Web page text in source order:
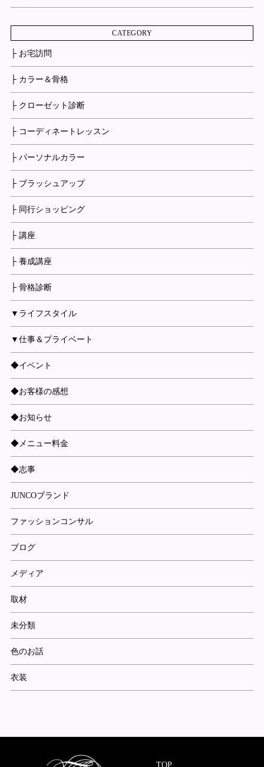
CATEGORY
├ お宅訪問
├ カラー＆骨格
├ クローゼット診断
├ コーディネートレッスン
├ パーソナルカラー
├ ブラッシュアップ
├ 同行ショッピング
├ 講座
├ 養成講座
├ 骨格診断
▼ライフスタイル
▼仕事＆プライベート
◆イベント
◆お客様の感想
◆お知らせ
◆メニュー料金
◆志事
JUNCOブランド
ファッションコンサル
ブログ
メディア
取材
未分類
色のお話
衣装
TOP